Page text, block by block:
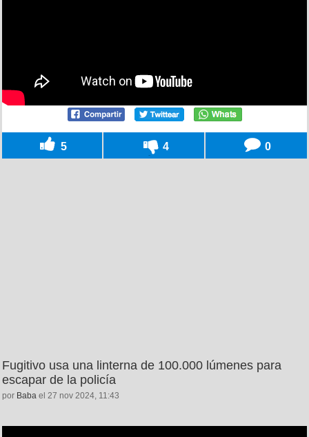
5 4 0
Fugitivo usa una linterna de 100.000 lúmenes para
escapar de la policía
por Baba el 27 nov 2024, 11:43